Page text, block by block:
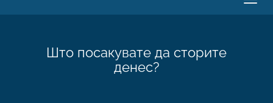
ја
Што посакувате да сторите
денес?